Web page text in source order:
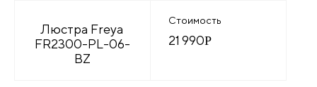
Люстра Freya
FR2300-PL-06-
BZ
Стоимость
21 990Р